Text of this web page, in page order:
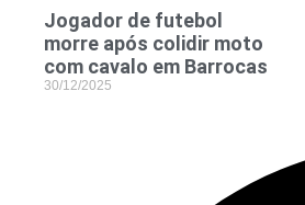
Jogador de futebol
morre após colidir moto
com cavalo em Barrocas
30/12/2025